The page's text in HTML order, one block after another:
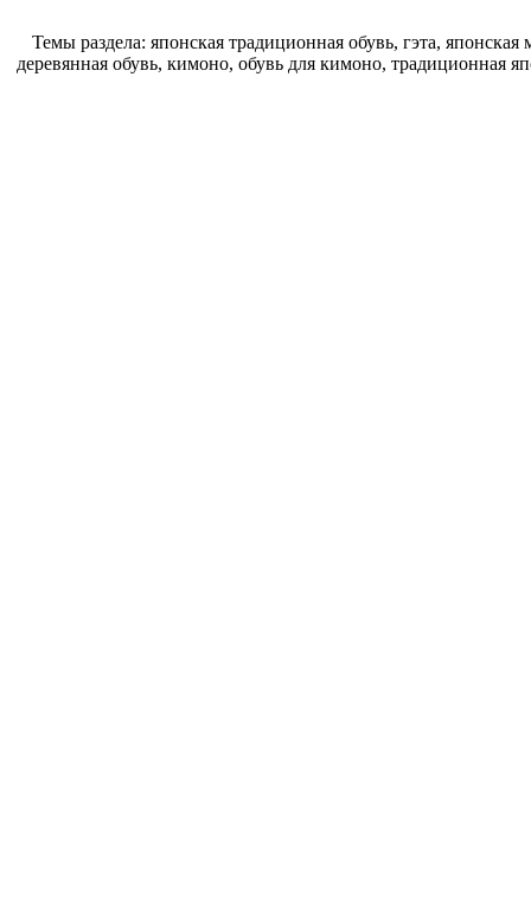
Темы раздела: японская традиционная обувь, гэта,
деревянная обувь, кимоно, обувь для кимоно, традиционная